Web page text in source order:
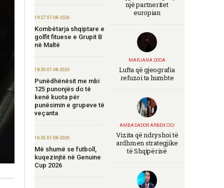
19:27 07-08-2026
Kombëtarja shqiptare e
golfit fituese e Grupit B
në Maltë
18:30 07-08-2026
Punëdhënësit me mbi
125 punonjës do të
kenë kuota për
punësimin e grupeve të
veçanta
16:35 07-08-2026
Më shumë se futboll,
kuqezinjtë në Genuine
Cup 2026
një partneritet
europian
MARJANA DODA
Lufta që gjeografia
refuzoi ta humbte
AMBASADOR ARBEN CICI
Vizita që ndryshoi të
ardhmen strategjike
të Shqipërisë